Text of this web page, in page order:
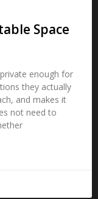
Space
enough for
they actually
, and makes it
not need to